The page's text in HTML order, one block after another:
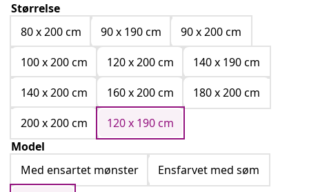
Størrelse
80 x 200 cm
90 x 190 cm
90 x 200 cm
100 x 200 cm
120 x 200 cm
140 x 190 cm
140 x 200 cm
160 x 200 cm
180 x 200 cm
200 x 200 cm
120 x 190 cm
Model
Med ensartet mønster
Ensfarvet med søm